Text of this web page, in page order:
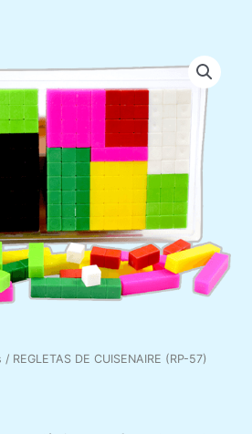
/ REGLETAS DE CUISENAIRE (RP-57)